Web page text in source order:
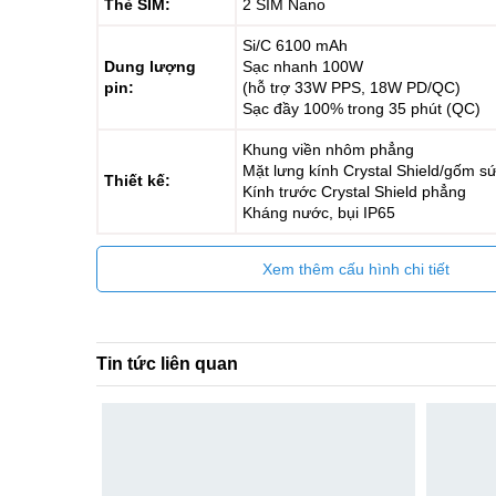
Thẻ SIM: 2 SIM Nano
Dung lượng
pin:
Si/C 6100 mAh
Sạc nhanh 100W
(hỗ trợ 33W PPS, 18W PD/QC)
Sạc đầy 100% trong 35 phút (QC)
Thiết kế:
Khung viền nhôm phẳng
Mặt lưng kính Crystal Shield/gốm
Kính trước Crystal Shield phẳng
Kháng nước, bụi IP65
Xem thêm cấu hình chi tiết
Tin tức liên quan